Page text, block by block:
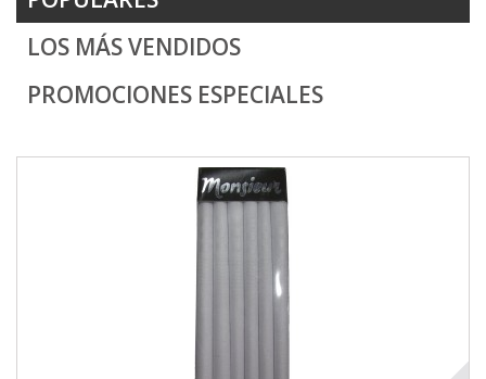
LOS MÁS VENDIDOS
PROMOCIONES ESPECIALES